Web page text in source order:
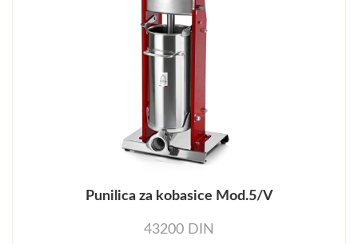
Punilica za kobasice Mod.5/V
43200 DIN